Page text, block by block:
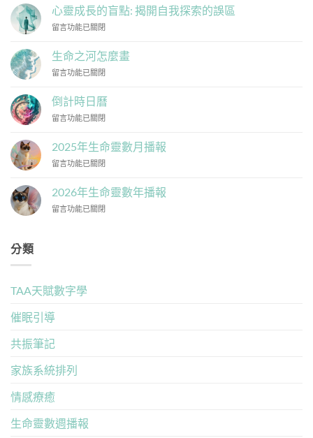
有
不
好
緣
只
不
同
的
課：
從
數
相
親
神
契
約〉
心靈成長的盲點: 揭開自我探索的誤區
在
靈
成
長
盲
點:
揭
自
探
的
誤
留言功能已關閉
生命之河怎麼畫
在
命
之
河
麼
中
留言功能已關閉
倒計時日曆
在
時
日
中
留言功能已關閉
2025年生命靈數月播報
在
生
命
留言功能已關閉
2026年生命靈數年播報
在
年
報〉
留言功能已關閉
分類
TAA天賦數字學
催眠引導
共振筆記
家族系統排列
情感療癒
生命靈數週播報